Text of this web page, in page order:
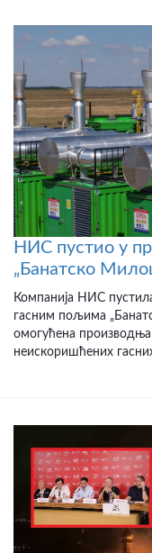
НИС пустио у
„Банатско
Компанија НИС
гасним пољима
омогућена производња
неискоришћених